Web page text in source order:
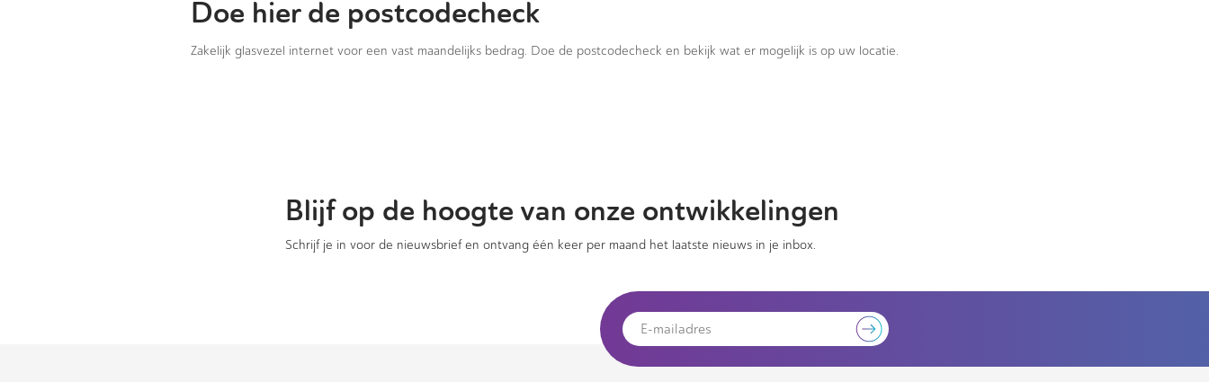
Doe hier de postcodecheck
Zakelijk glasvezel internet voor een vast maandelijks bedrag. Doe de postcodecheck en bekijk wat er mogelijk is op uw locatie.
Blijf op de hoogte van onze ontwikkelingen
Schrijf je in voor de nieuwsbrief en ontvang één keer per maand het laatste nieuws in je inbox.